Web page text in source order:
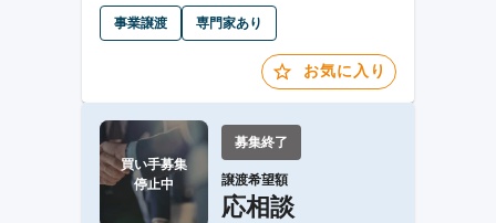
事業譲渡 専門家あり
お気に入り
買い手募集
停止中
募集終了
譲渡希望額
応相談